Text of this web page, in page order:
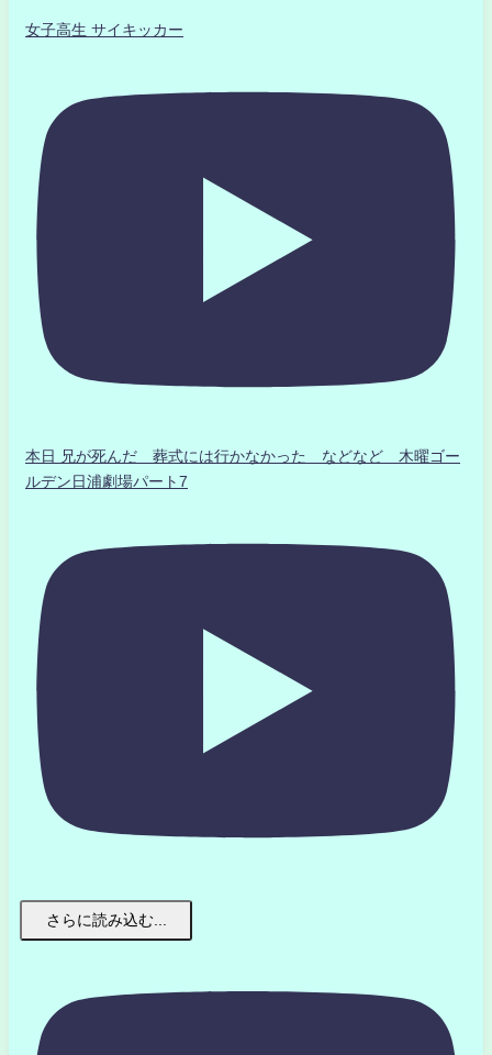
女子高生 サイキッカー
本日 兄が死んだ 葬式には行かなかった などなど 木曜ゴー
ルデン日浦劇場パート7
さらに読み込む...